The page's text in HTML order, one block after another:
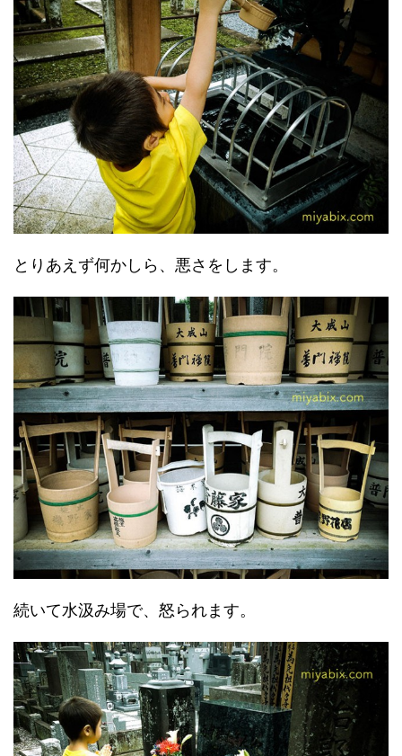
とりあえず何かしら、悪さをします。
続いて水汲み場で、怒られます。